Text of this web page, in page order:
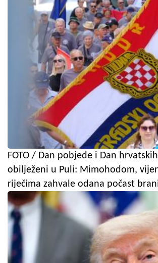
FOTO / Dan pobjede i Dan
obilježeni u Puli: Mimohodom,
riječima zahvale odana počast